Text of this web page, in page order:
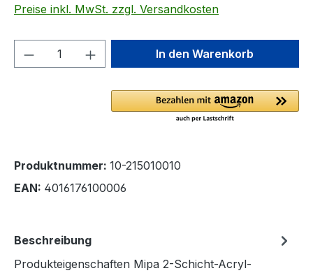
Preise inkl. MwSt. zzgl. Versandkosten
Produkt Anzahl: Gib denIn den Warenkorb
Produktnummer: 10-215010010
EAN: 4016176100006
Beschreibung
Produkteigenschaften Mipa 2-Schicht-Acryl-